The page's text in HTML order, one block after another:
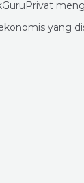
yang